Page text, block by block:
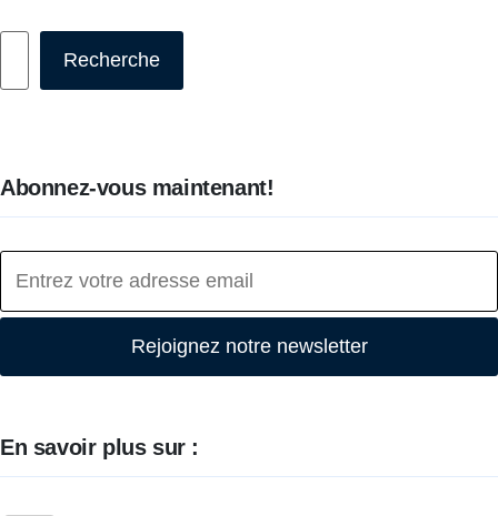
Recherche
Abonnez-vous maintenant!
Rejoignez notre newsletter
En savoir plus sur :